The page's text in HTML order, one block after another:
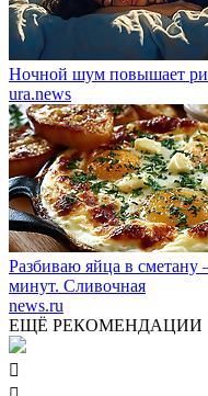
Ночной шум повышает
ura.news
Разбиваю яйца в
минут. Сливочная
news.ru
ЕЩЁ РЕКОМЕНДАЦИИ
